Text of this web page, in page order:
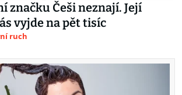
značku Češi neznají. Její
vyjde na pět tisíc
ruch